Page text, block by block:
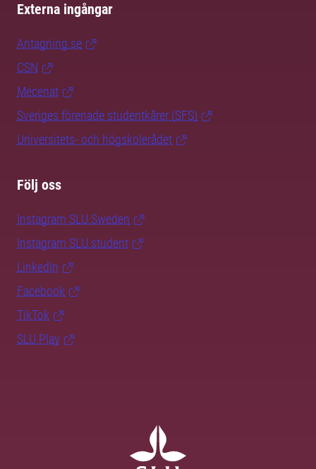
Externa ingångar
Antagning.se
CSN
Mecenat
Sveriges förenade studentkårer (SFS)
Universitets- och högskolerådet
Följ oss
Instagram SLU.Sweden
Instagram SLU.student
LinkedIn
Facebook
TikTok
SLU Play